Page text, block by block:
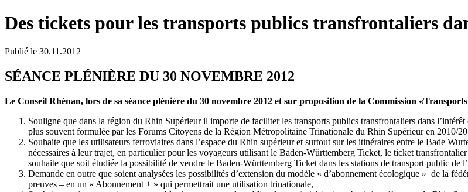
Des tickets pour les transports publics transfrontaliers
Publié le 30.11.2012
SÉANCE PLÉNIÈRE DU 30 NOVEMBRE 2012
Le Conseil Rhénan, lors de sa séance plénière du 30 novembre 2012 et sur proposition de la Commission
Souligne que dans la région du Rhin Supérieur il importe de faciliter les transports publics transfrontaliers dans
plus souvent formulée par les Forums Citoyens de la Région Métropolitaine Trinationale du Rhin Supérieur en 2010/
Souhaite que les utilisateurs ferroviaires dans l’espace du Rhin supérieur et surtout sur les itinéraires entre le Bade
nécessaires à leur trajet, en particulier pour les voyageurs utilisant le Baden-Württemberg Ticket, le ticket
souhaite que soit étudiée la possibilité de vendre le Baden-Württemberg Ticket dans les stations de transport public de
Demande en outre que soient analysées les possibilités d’extension du modèle « d’abonnement écologique » de la
preuves – en un « Abonnement + » qui permettrait une utilisation trinationale,